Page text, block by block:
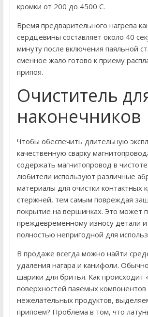
кромки от 200 до 4500 С.
Время предварительного нагрева
сердцевины составляет около 40
минуту после включения паяльной
сменное жало готово к приему
припоя.
Очиститель
наконечников
Чтобы обеспечить длительную
качественную сварку
содержать магнитопровод в
любители используют различные
материалы для очистки контактных
стержней, тем самым повреждая
покрытие на вершинках. Это может
преждевременному износу детали
полностью непригодной для
В продаже всегда можно найти
удаления нагара и канифоли.
шарики для бритья. Как происходит
поверхностей паяемых компонентов
нежелательных продуктов,
припоем? Проблема в том, что